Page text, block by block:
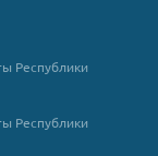
Республики
Республики